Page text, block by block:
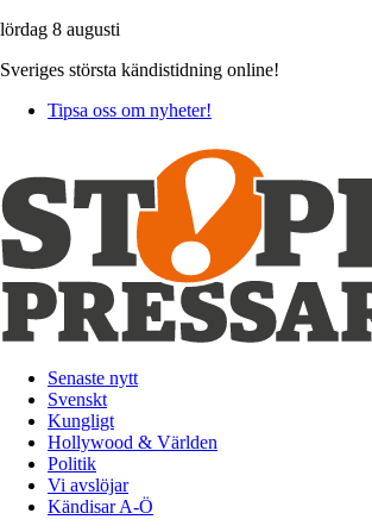
lördag 8 augusti
Sveriges största kändistidning online!
Tipsa oss om nyheter!
Senaste nytt
Svenskt
Kungligt
Hollywood & Världen
Politik
Vi avslöjar
Kändisar A-Ö